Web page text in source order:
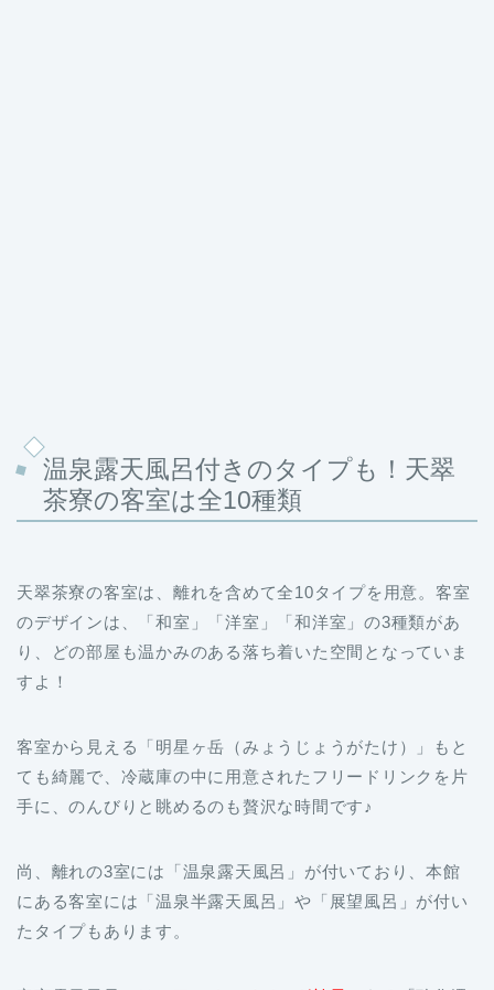
温泉露天風呂付きのタイプも！天翠
茶寮の客室は全10種類
天翠茶寮の客室は、離れを含めて全10タイプを用意。客室
のデザインは、「和室」「洋室」「和洋室」の3種類があ
り、どの部屋も温かみのある落ち着いた空間となっていま
すよ！
客室から見える「明星ヶ岳（みょうじょうがたけ）」もと
ても綺麗で、冷蔵庫の中に用意されたフリードリンクを片
手に、のんびりと眺めるのも贅沢な時間です♪
尚、離れの3室には「温泉露天風呂」が付いており、本館
にある客室には「温泉半露天風呂」や「展望風呂」が付い
たタイプもあります。